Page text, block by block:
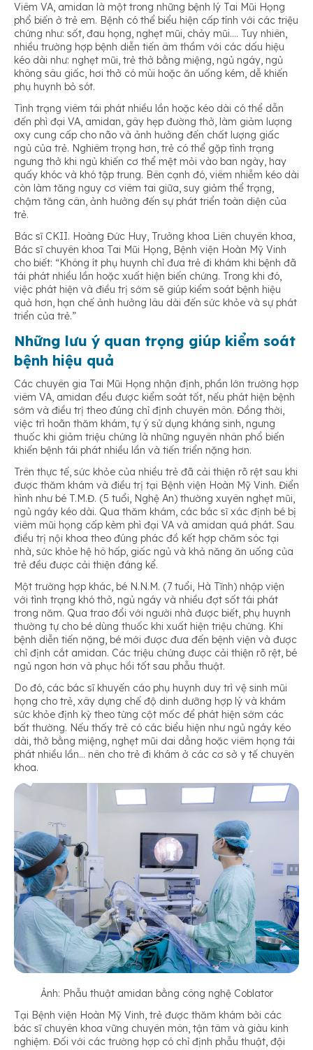
Viêm VA, amidan là một trong những bệnh lý Tai Mũi Họng
phổ biến ở trẻ em. Bệnh có thể biểu hiện cấp tính với các triệu
chứng như: sốt, đau họng, nghẹt mũi, chảy mũi…. Tuy nhiên,
nhiều trường hợp bệnh diễn tiến âm thầm với các dấu hiệu
kéo dài như: nghẹt mũi, trẻ thở bằng miệng, ngủ ngáy, ngủ
không sâu giấc, hơi thở có mùi hoặc ăn uống kém, dễ khiến
phụ huynh bỏ sót.
Tình trạng viêm tái phát nhiều lần hoặc kéo dài có thể dẫn
đến phì đại VA, amidan, gây hẹp đường thở, làm giảm lượng
oxy cung cấp cho não và ảnh hưởng đến chất lượng giấc
ngủ của trẻ. Nghiêm trọng hơn, trẻ có thể gặp tình trạng
ngưng thở khi ngủ khiến cơ thể mệt mỏi vào ban ngày, hay
quấy khóc và khó tập trung. Bên cạnh đó, viêm nhiễm kéo dài
còn làm tăng nguy cơ viêm tai giữa, suy giảm thể trạng,
chậm tăng cân, ảnh hưởng đến sự phát triển toàn diện của
trẻ.
Bác sĩ CKII. Hoàng Đức Huy, Trưởng khoa Liên chuyên khoa,
Bác sĩ chuyên khoa Tai Mũi Họng, Bệnh viện Hoàn Mỹ Vinh
cho biết: “Không ít phụ huynh chỉ đưa trẻ đi khám khi bệnh đã
tái phát nhiều lần hoặc xuất hiện biến chứng. Trong khi đó,
việc phát hiện và điều trị sớm sẽ giúp kiểm soát bệnh hiệu
quả hơn, hạn chế ảnh hưởng lâu dài đến sức khỏe và sự phát
triển của trẻ.”
Những lưu ý quan trọng giúp kiểm soát
bệnh hiệu quả
Các chuyên gia Tai Mũi Họng nhận định, phần lớn trường hợp
viêm VA, amidan đều được kiểm soát tốt, nếu phát hiện bệnh
sớm và điều trị theo đúng chỉ định chuyên môn. Đồng thời,
việc trì hoãn thăm khám, tự ý sử dụng kháng sinh, ngưng
thuốc khi giảm triệu chứng là những nguyên nhân phổ biến
khiến bệnh tái phát nhiều lần và tiến triển nặng hơn.
Trên thực tế, sức khỏe của nhiều trẻ đã cải thiện rõ rệt sau khi
được thăm khám và điều trị tại Bệnh viện Hoàn Mỹ Vinh. Điển
hình như bé T.M.Đ. (5 tuổi, Nghệ An) thường xuyên nghẹt mũi,
ngủ ngáy kéo dài. Qua thăm khám, các bác sĩ xác định bé bị
viêm mũi họng cấp kèm phì đại VA và amidan quá phát. Sau
điều trị nội khoa theo đúng phác đồ kết hợp chăm sóc tại
nhà, sức khỏe hệ hô hấp, giấc ngủ và khả năng ăn uống của
trẻ đều được cải thiện đáng kể.
Một trường hợp khác, bé N.N.M. (7 tuổi, Hà Tĩnh) nhập viện
với tình trạng khó thở, ngủ ngáy và nhiều đợt sốt tái phát
trong năm. Qua trao đổi với người nhà được biết, phụ huynh
thường tự cho bé dùng thuốc khi xuất hiện triệu chứng. Khi
bệnh diễn tiến nặng, bé mới được đưa đến bệnh viện và được
chỉ định cắt amidan. Các triệu chứng được cải thiện rõ rệt, bé
ngủ ngon hơn và phục hồi tốt sau phẫu thuật.
Do đó, các bác sĩ khuyến cáo phụ huynh duy trì vệ sinh mũi
họng cho trẻ, xây dựng chế độ dinh dưỡng hợp lý và khám
sức khỏe định kỳ theo từng cột mốc để phát hiện sớm các
bất thường. Nếu thấy trẻ có các biểu hiện như ngủ ngáy kéo
dài, thở bằng miệng, nghẹt mũi dai dẳng hoặc viêm họng tái
phát nhiều lần… nên cho trẻ đi khám ở các cơ sở y tế chuyên
khoa.
Ảnh: Phẫu thuật amidan bằng công nghệ Coblator
Tại Bệnh viện Hoàn Mỹ Vinh, trẻ được thăm khám bởi các
bác sĩ chuyên khoa vững chuyên môn, tận tâm và giàu kinh
nghiệm. Đối với các trường hợp có chỉ định phẫu thuật, đội